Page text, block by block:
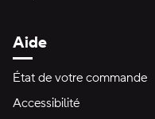
Aide
État de votre commande
Accessibilité